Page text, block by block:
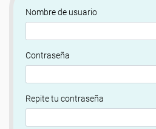
Nombre de usuario
Contraseña
Repite tu contraseña